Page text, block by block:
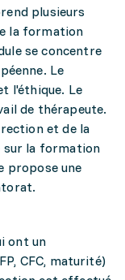
plusieurs
la formation
se concentre
Le
l'éthique. Le
de thérapeute.
et de la
sur la formation
propose une
ont un
CFC, maturité)